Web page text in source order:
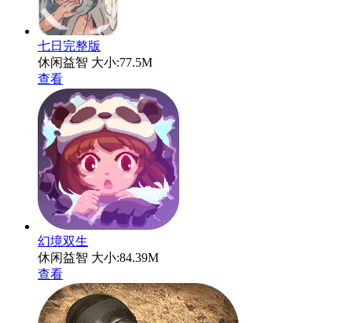
七日完整版
休闲益智 大小:77.5M
查看
幻境双生
休闲益智 大小:84.39M
查看